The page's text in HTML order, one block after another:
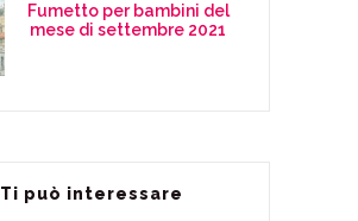
Fumetto per bambini del
mese di settembre 2021
Ti può interessare